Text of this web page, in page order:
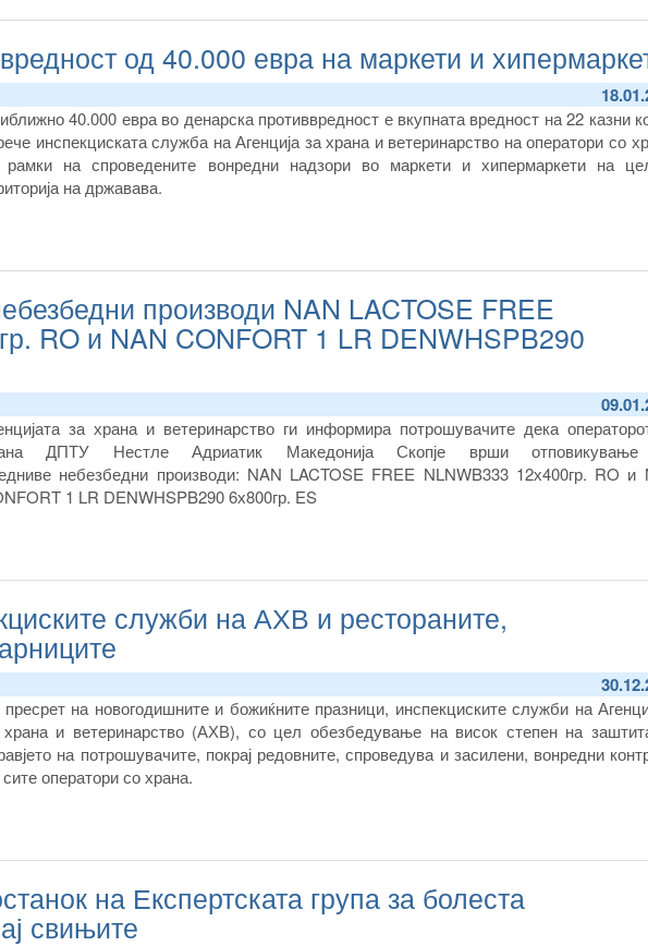
од 40.000 евра на маркети и
40.000 евра во денарска противвредност е вкупната вредност на 22 казни
инспекциската служба на Агенција за храна и ветеринарство на оператори со
рамки на спроведените вонредни надзори во маркети и хипермаркети на
на државава.
производи NAN LACTOSE FREE
RO и NAN CONFORT 1 LR DENWHSPB290
за храна и ветеринарство ги информира потрошувачите дека
ДПТУ Нестле Адриатик Македонија Скопје врши
небезбедни производи: NAN LACTOSE FREE NLNWB333 12х400гр. RO и
1 LR DENWHSPB290 6х800гр. ES
служби на АХВ и рестораните,
на новогодишните и божиќните празници, инспекциските служби на
и ветеринарство (АХВ), со цел обезбедување на висок степен на
на потрошувачите, покрај редовните, спроведува и засилени, вонредни
сите оператори со храна.
на Експертската група за болеста
свињите